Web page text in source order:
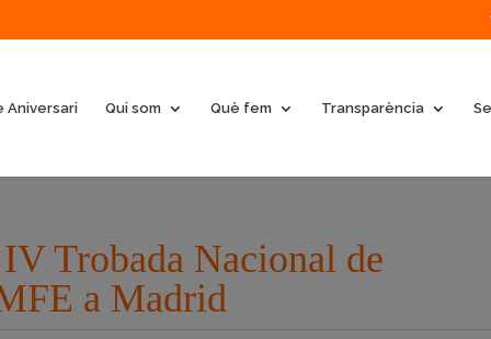
Aniversari Qui som Què fem Transparència
Trobada Nacional de
a Madrid